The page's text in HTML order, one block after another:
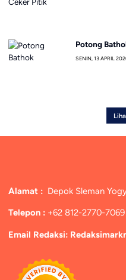
Potong
SENIN, 13 APRIL
Alamat : Depok Sleman
Telepon : +62 812-2770-
Email Redaksi: